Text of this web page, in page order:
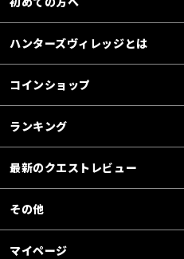
ハンターズヴィレッジとは
コインショップ
ランキング
最新のクエストレビュー
その他
マイページ